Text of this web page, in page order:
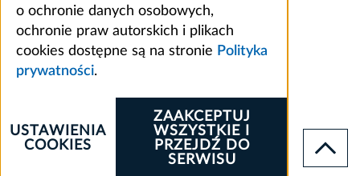
o ochronie danych osobowych,
ochronie praw autorskich i plikach
cookies dostępne są na stronie Polityka
prywatności.
ZAAKCEPTUJ
WSZYSTKIE I
PRZEJDŹ DO
SERWISU
USTAWIENIA
COOKIES